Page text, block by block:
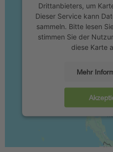
Drittanbieters, um
Dieser Service kann
sammeln. Bitte lesen
stimmen Sie der
diese Karte
Mehr